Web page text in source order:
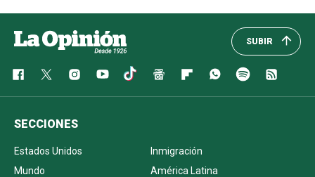
SUBIR
SECCIONES
Estados Unidos
Inmigración
Mundo
América Latina